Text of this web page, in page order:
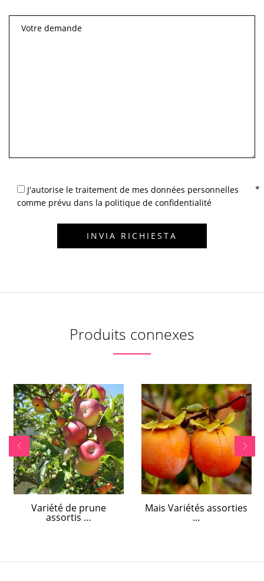
J'autorise le traitement de mes données personnelles
comme prévu dans la politique de confidentialité
Produits connexes
Variété de prune
assortis …
Mais Variétés assorties
…